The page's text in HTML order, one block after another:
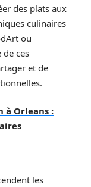
des plats aux
culinaires
ou
de ces
et de
à Orleans :
les